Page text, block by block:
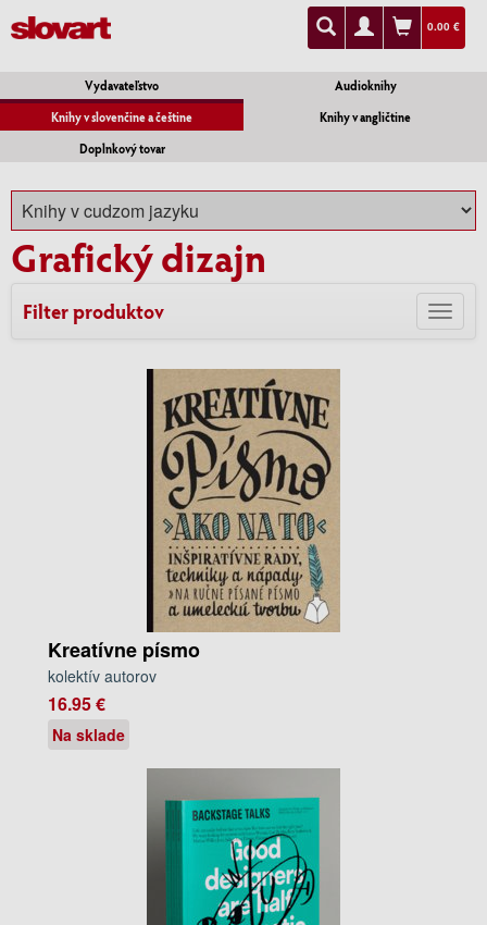
0.00 €
Vydavateľstvo
Audioknihy
Knihy v slovenčine a češtine
Knihy v angličtine
Doplnkový tovar
Grafický dizajn
Filter produktov
Kreatívne písmo
kolektív autorov
16.95 €
Na sklade